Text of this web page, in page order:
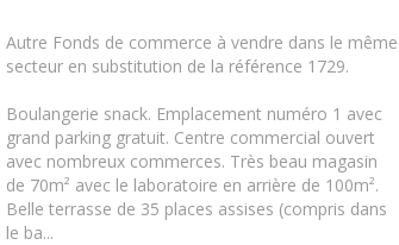
Autre Fonds de commerce à vendre dans le même
secteur en substitution de la référence 1729.
Boulangerie snack. Emplacement numéro 1 avec
grand parking gratuit. Centre commercial ouvert
avec nombreux commerces. Très beau magasin
de 70m² avec le laboratoire en arrière de 100m².
Belle terrasse de 35 places assises (compris dans
le ba...